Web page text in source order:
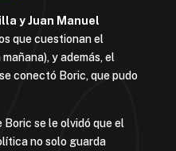
y Juan Manuel
que cuestionan el
y además, el
conectó Boric, que pudo
se le olvidó que el
no solo guarda